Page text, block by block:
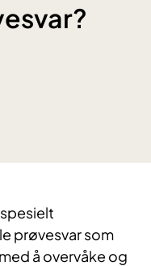
prøvesvar som
å overvåke og